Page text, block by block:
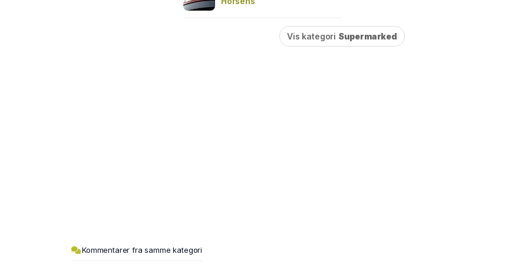
Vis kategori Supermarked
Kommentarer fra samme kategori